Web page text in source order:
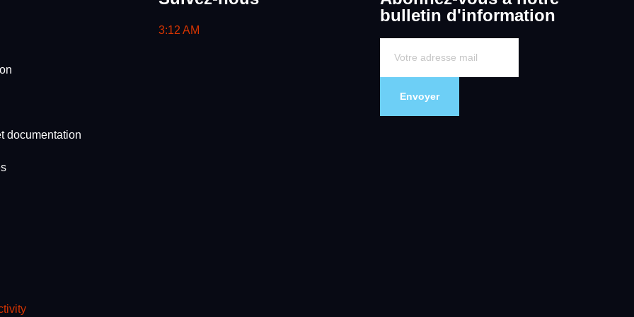
documentation
3:12 AM
bulletin d'information
Envoyer